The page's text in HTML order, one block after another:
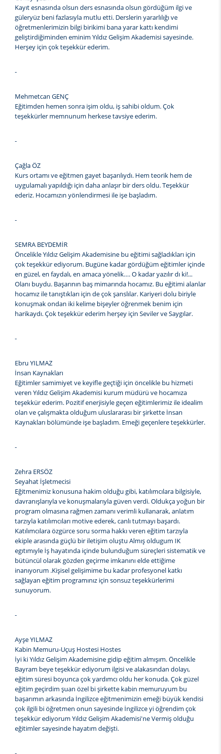
Kayıt esnasında olsun ders esnasında olsun gördüğüm ilgi ve
güleryüz beni fazlasıyla mutlu etti. Derslerin yararlılığı ve
öğretmenlerimizin bilgi birikimi bana yarar kattı kendimi
geliştirdiğiminden eminim Yıldız Gelişim Akademisi sayesinde.
Herşey için çok teşekkür ederim.
-
Mehmetcan GENÇ
Eğitimden hemen sonra işim oldu, iş sahibi oldum. Çok
teşekkürler memnunum herkese tavsiye ederim.
-
Çağla ÖZ
Kurs ortamı ve eğitmen gayet başarılıydı. Hem teorik hem de
uygulamalı yapıldığı için daha anlaşır bir ders oldu. Teşekkür
ederiz. Hocamızın yönlendirmesi ile işe başladım.
-
SEMRA BEYDEMİR
Öncelikle Yıldız Gelişim Akademisine bu eğitimi sağladıkları için
çok teşekkür ediyorum. Bugüne kadar gördüğüm eğitimler içinde
en güzel, en faydalı, en amaca yönelik…. O kadar yazılır dı ki!...
Olanı buydu. Başarının baş mimarında hocamız. Bu eğitimi alanlar
hocamız ile tanıştıkları için de çok şanslılar. Kariyeri dolu biriyle
konuşmak ondan iki kelime bişeyler öğrenmek benim için
harikaydı. Çok teşekkür ederim herşey için Seviler ve Saygılar.
-
Ebru YILMAZ
İnsan Kaynakları
Eğitimler samimiyet ve keyifle geçtiği için öncelikle bu hizmeti
veren Yıldız Gelişim Akademisi kurum müdürü ve hocamıza
teşekkür ederim. Pozitif enerjisiyle geçen eğitimlerimiz ile idealim
olan ve çalışmakta olduğum uluslararası bir şirkette İnsan
Kaynakları bölümünde işe başladım. Emeği geçenlere teşekkürler.
-
Zehra ERSÖZ
Seyahat İşletmecisi
Eğitmenimiz konusuna hakim olduğu gibi, katılımcılara bilgisiyle,
davranışlarıyla ve konuşmalarıyla güven verdi. Oldukça yoğun bir
program olmasına rağmen zamanı verimli kullanarak, anlatım
tarzıyla katılımcıları motive ederek, canlı tutmayı başardı.
Katılımcılara özgürce soru sorma hakkı veren eğitim tarzıyla
ekiple arasında güçlü bir iletişim oluştu Almış oldugum IK
egıtımıyle İş hayatında içinde bulunduğum süreçleri sistematik ve
bütüncül olarak gözden geçirme imkanını elde ettiğime
inanıyorum .Kişisel gelişimime bu kadar profesyonel katkı
sağlayan eğitim programınız için sonsuz teşekkürlerimi
sunuyorum.
-
Ayşe YILMAZ
Kabin Memuru-Uçuş Hostesi Hostes
İyi ki Yıldız Gelişim Akademisine gidip eğitim almışım. Öncelikle
Bayram beye teşekkür ediyorum ilgisi ve alakasından dolayı,
eğitim süresi boyunca çok yardımcı oldu her konuda. Çok güzel
eğitim geçirdim şuan özel bi şirkette kabin memuruyum bu
başarımın arkasında İngilizce eğitmenimizin emeği büyük kendisi
çok ilgili bi öğretmen onun sayesinde İngilizce yi öğrendim çok
teşekkür ediyorum Yıldız Gelişim Akademisi'ne Vermiş olduğu
eğitimler sayesinde hayatım değişti.